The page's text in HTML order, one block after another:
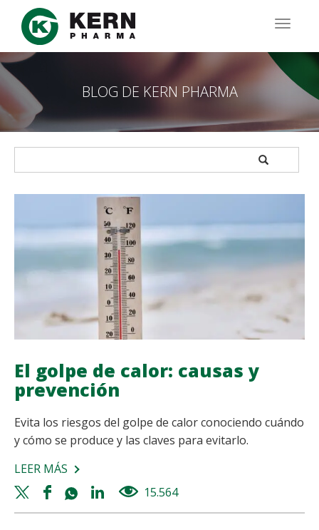
Pasar
contenido
principal
BLOG DE KERN PHARMA
APPLY
El golpe de calor: causas y
prevención
Evita los riesgos del golpe de calor conociendo cuándo
y cómo se produce y las claves para evitarlo.
LEER MÁS SOBRE
EL
GOLPE
Twitter
share
Facebook
share
Whatsapp
share
Linkedin
share
15.564views